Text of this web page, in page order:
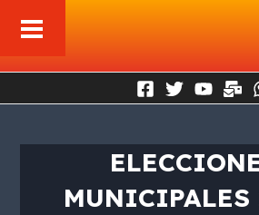
contenido
MUNICIPALES